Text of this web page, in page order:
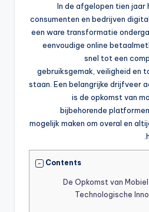
In de afgelopen tien
consumenten en bedrijven
een ware transformatie
eenvoudige online
snel tot een
gebruiksgemak, veiligheid en
staan. Een belangrijke drijfveer
is de opkomst van
bijbehorende
mogelijk maken om overal en
Contents
Technologische